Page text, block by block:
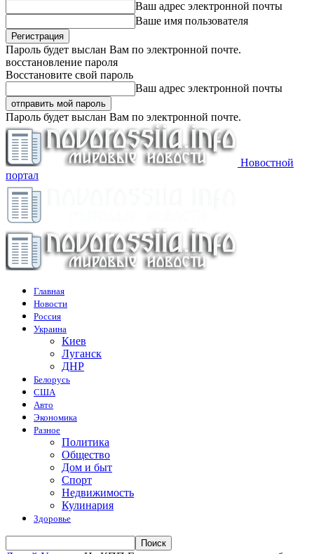
Ваш адрес электронной почты
Ваше имя пользователя
Пароль будет выслан Вам по электронной почте.
восстановление пароля
Восстановите свой пароль
Ваш адрес электронной почты
Пароль будет выслан Вам по электронной почте.
Новостной
портал
Главная
Новости
Россия
Украина
Киев
Луганск
ДНР
Белорусь
США
Авто
Экономика
Разное
Политика
Общество
Дом и быт
Спорт
Недвижимость
Кулинария
Здоровье